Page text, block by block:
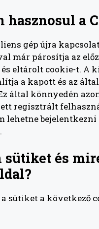
hasznosul a
gép újra
már párosítja az
eltárolt cookie-t. A
a kapott és az
által könnyedén
regisztrált
lehetne bejelentkezni
és
sütiket a következő